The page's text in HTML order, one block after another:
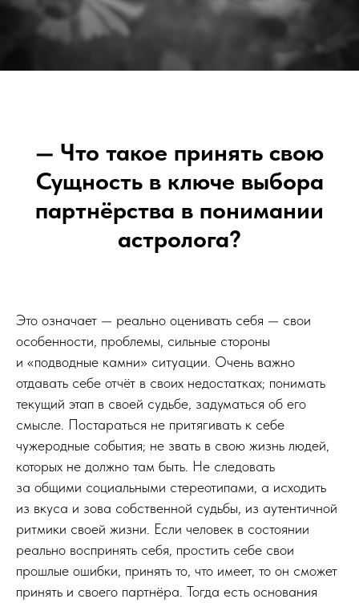
— Что такое принять свою
Сущность в ключе выбора
партнёрства в понимании
астролога?
Это означает — реально оценивать себя — свои
особенности, проблемы, сильные стороны
и «подводные камни» ситуации. Очень важно
отдавать себе отчёт в своих недостатках; понимать
текущий этап в своей судьбе, задуматься об его
смысле. Постараться не притягивать к себе
чужеродные события; не звать в свою жизнь людей,
которых не должно там быть. Не следовать
за общими социальными стереотипами, а исходить
из вкуса и зова собственной судьбы, из аутентичной
ритмики своей жизни. Если человек в состоянии
реально воспринять себя, простить себе свои
прошлые ошибки, принять то, что имеет, то он сможет
принять и своего партнёра. Тогда есть основания